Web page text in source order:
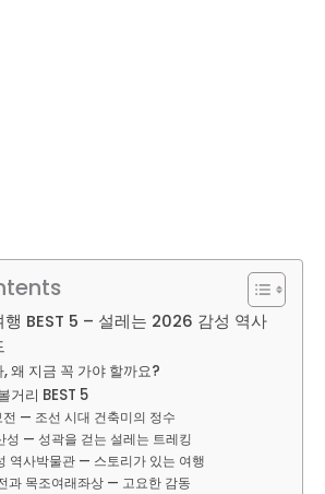
행 BEST 5 – 설레는 2026 감성 역사
왜 지금 꼭 가야 할까요?
거리 BEST 5
— 조선 시대 건축미의 정수
— 성곽을 걷는 설레는 트레킹
역사박물관 — 스토리가 있는 여행
과 목조여래좌상 — 고요한 감동